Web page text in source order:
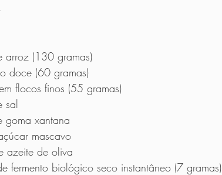
arroz (130 gramas)
doce (60 gramas)
flocos finos (55 gramas)
sal
xantana
mascavo
azeite de oliva
fermento biológico seco instantâneo (7 gramas)